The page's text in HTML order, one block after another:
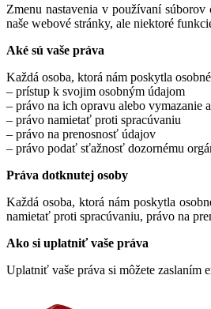
Zmenu nastavenia v používaní
naše webové stránky, ale niektoré
Aké sú vaše práva
Každá osoba, ktorá nám poskytla
– prístup k svojim osobným údajom
– právo na ich opravu alebo vymazanie
– právo namietať proti spracúvaniu
– právo na prenosnosť údajov
– právo podať sťažnosť dozornému
Práva dotknutej osoby
Každá osoba, ktorá nám poskytla
namietať proti spracúvaniu, právo na
Ako si uplatniť vaše práva
Uplatniť vaše práva si môžete zaslaním